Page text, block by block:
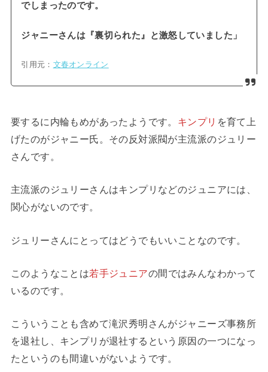
でしまったのです。
ジャニーさんは『裏切られた』と激怒していました」
引用元： 文春オンライン
要するに内輪もめがあったようです。 キンプリ を育て上
げたのがジャニー氏。その反対派閥が主流派のジュリー
さんです。
主流派のジュリーさんはキンプリなどのジュニアには、
関心がないのです。
ジュリーさんにとってはどうでもいいことなのです。
このようなことは若手ジュニアの間ではみんなわかって
いるのです。
こういうことも含めて滝沢秀明さんがジャニーズ事務所
を退社し、キンプリが退社するという原因の一つになっ
たというのも間違いがないようです。